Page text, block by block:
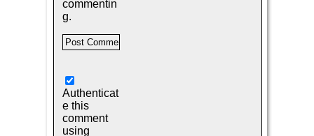
commentin
g.
Authenticat
e this
comment
using